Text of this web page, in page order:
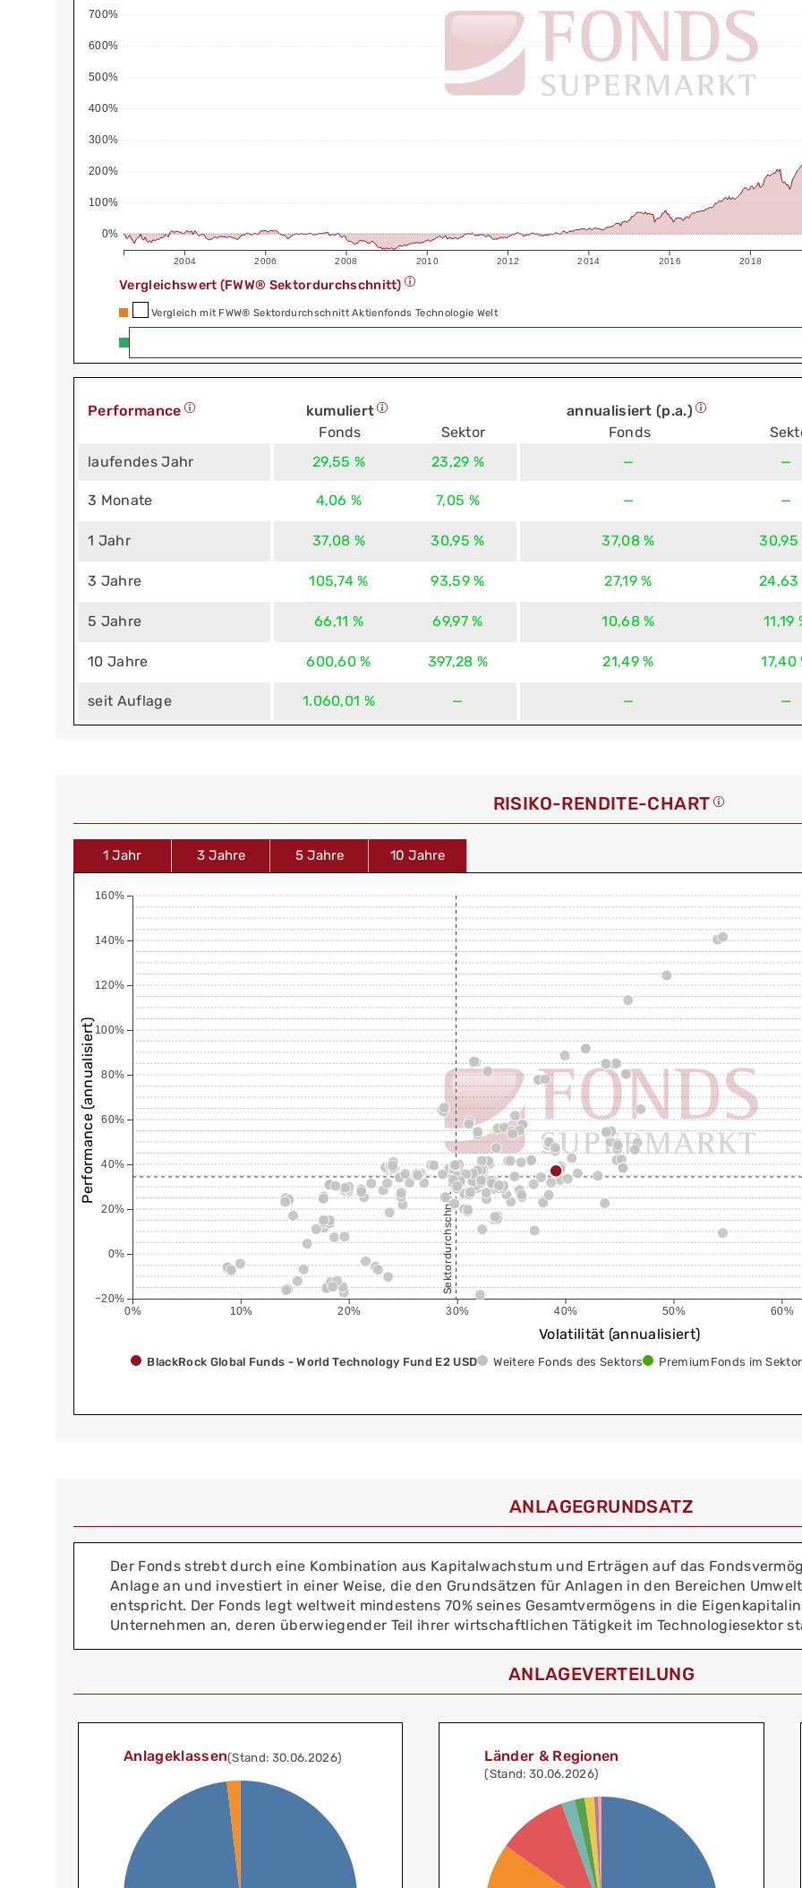
2004 2006 2008 2010 2012 2014 2016 2018
0%
100%
200%
300%
400%
500%
600%
700%
Vergleichswert (FWW® Sektordurchschnitt)
Vergleich mit FWW® Sektordurchschnitt Aktienfonds Technologie Welt
Performance
kumuliert
Fonds
Sektor
annualisiert (p.a.)
Fonds
laufendes Jahr
29,55 % 23,29 % — —
3 Monate 4,06 % 7,05 % — —
1 Jahr 37,08 % 30,95 % 37,08 % 30,95
3 Jahre 105,74 % 93,59 % 27,19 % 24,63
5 Jahre 66,11 % 69,97 % 10,68 % 11,19
10 Jahre 600,60 % 397,28 % 21,49 % 17,40
seit Auflage 1.060,01 % — — —
RISIKO-RENDITE-CHART
1 Jahr 3 Jahre 5 Jahre 10 Jahre
0% 10% 20% 30% 40% 50% 60%
−20%
0%
20%
40%
60%
80%
100%
120%
140%
160%
Sektordurchschnitt
Volatilität (annualisiert)
Performance (annualisiert)
BlackRock Global Funds - World Technology Fund E2 USD Weitere Fonds des Sektors PremiumFonds im Sektor
ANLAGEGRUNDSATZ
Der Fonds strebt durch eine Kombination aus Kapitalwachstum und Erträgen auf das
Anlage an und investiert in einer Weise, die den Grundsätzen für Anlagen in den Bereichen
entspricht. Der Fonds legt weltweit mindestens 70% seines Gesamtvermögens in die
Unternehmen an, deren überwiegender Teil ihrer wirtschaftlichen Tätigkeit im Technologiesektor
ANLAGEVERTEILUNG
Anlageklassen(Stand: 30.06.2026) Länder & Regionen
(Stand: 30.06.2026)